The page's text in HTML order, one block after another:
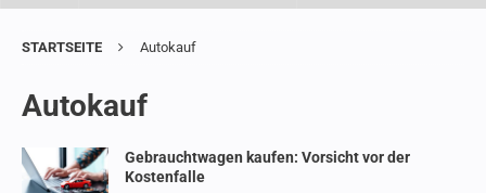
STARTSEITE Autokauf
Autokauf
Gebrauchtwagen kaufen: Vorsicht vor der
Kostenfalle